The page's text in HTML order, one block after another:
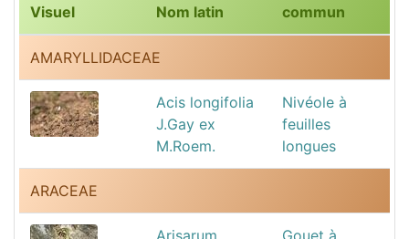
Visuel Nom latin
commun
AMARYLLIDACEAE
Acis longifolia
J.Gay ex
M.Roem.
Nivéole à
feuilles
longues
ARACEAE
Arisarum
Gouet à